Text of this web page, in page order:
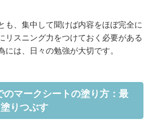
も、集中して聞けば内容をほぼ完全に
リスニング力をつけておく必要がある
には、日々の勉強が大切です。
マークシートの塗り方：最
りつぶす